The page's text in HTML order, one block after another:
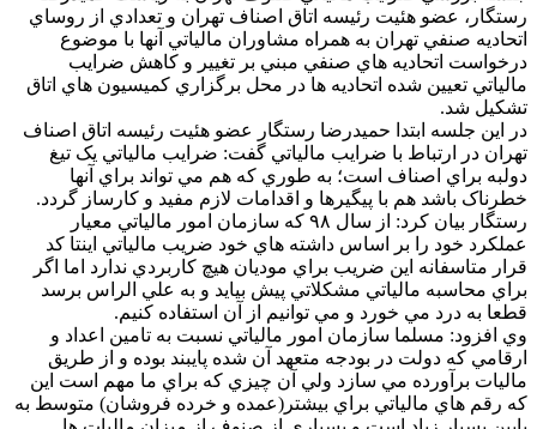
رستگار، عضو هئيت رئيسه اتاق اصناف تهران و تعدادي از روساي
اتحاديه صنفي تهران به همراه مشاوران مالياتي آنها با موضوع
درخواست اتحاديه هاي صنفي مبني بر تغيير و کاهش ضرايب
مالياتي تعيين شده اتحاديه ها در محل برگزاري کميسيون هاي اتاق
تشکيل شد.
در اين جلسه ابتدا حميدرضا رستگار عضو هئيت رئيسه اتاق اصناف
تهران در ارتباط با ضرايب مالياتي گفت: ضرايب مالياتي يک تيغ
دولبه براي اصناف است؛ به طوري که هم مي تواند براي آنها
خطرناک باشد هم با پيگيرها و اقدامات لازم مفيد و کارساز گردد.
رستگار بيان کرد: از سال ۹۸ که سازمان امور مالياتي معيار
عملکرد خود را بر اساس داشته هاي خود ضريب مالياتي اينتا کد
قرار متاسفانه اين ضريب براي موديان هيچ کاربردي ندارد اما اگر
براي محاسبه مالياتي مشکلاتي پيش بيايد و به علي الراس برسد
قطعا به درد مي خورد و مي توانيم از آن استفاده کنيم.
وي افزود: مسلما سازمان امور مالياتي نسبت به تامين اعداد و
ارقامي که دولت در بودجه متعهد آن شده پايبند بوده و از طريق
ماليات برآورده مي سازد ولي آن چيزي که براي ما مهم است اين
که رقم هاي مالياتي براي بيشتر(عمده و خرده فروشان) متوسط به